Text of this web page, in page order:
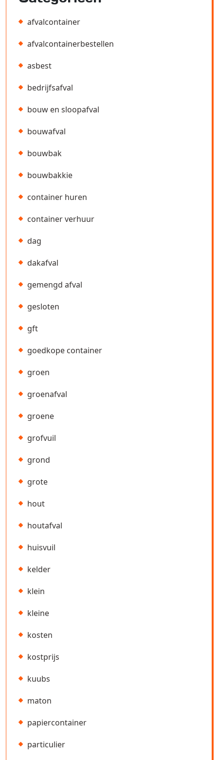
afvalcontainer
afvalcontainerbestellen
asbest
bedrijfsafval
bouw en sloopafval
bouwafval
bouwbak
bouwbakkie
container huren
container verhuur
dag
dakafval
gemengd afval
gesloten
gft
goedkope container
groen
groenafval
groene
grofvuil
grond
grote
hout
houtafval
huisvuil
kelder
klein
kleine
kosten
kostprijs
kuubs
maton
papiercontainer
particulier